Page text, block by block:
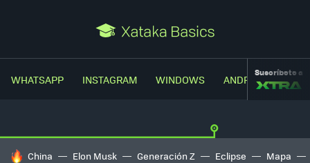
WHATSAPP INSTAGRAM WINDOWS ANDROIDSuscríbete a
HOY SE HABLA DE
China Elon Musk Generación Z Eclipse Mapa